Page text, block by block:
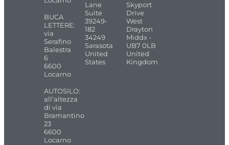
BUCA
LETTERE:
via
Serafino
Balestra
6
6600
Locarno
AUTOSILO:
all'altezza
di via
Bramantino
23
6600
Locarno
Lane
Suite
39249-
182
34249
Sarasota
United
States
Skyport
Drive
West
Drayton
Middx -
UB7 0LB
United
Kingdom